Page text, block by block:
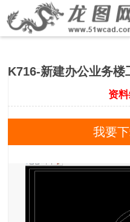
K716-新建办公业务楼
资
我要